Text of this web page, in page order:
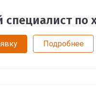
специалист по
Подробнее